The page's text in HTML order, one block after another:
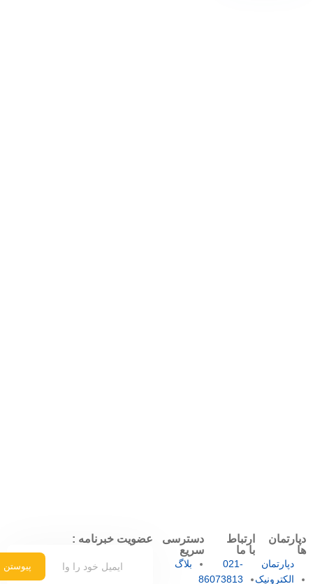
دپارتمان
ها
دپارتمان
الکترونیک
ارتباط
با ما
021-
86073813
دسترسی
سریع
بلاگ
عضویت خبرنامه :
پیوستن